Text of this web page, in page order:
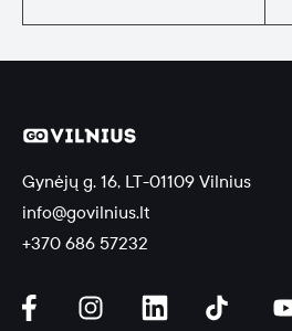
Gynėjų g. 16, LT-01109 Vilnius
info@govilnius.lt
+370 686 57232